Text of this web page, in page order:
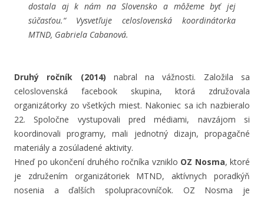
dostala aj k nám na Slovensko a môžeme byť jej
súčasťou.“ Vysvetľuje celoslovenská koordinátorka
MTND, Gabriela Cabanová.
Druhý ročník (2014) nabral na vážnosti. Založila sa
celoslovenská facebook skupina, ktorá združovala
organizátorky zo všetkých miest. Nakoniec sa ich nazbieralo
22. Spoločne vystupovali pred médiami, navzájom si
koordinovali programy, mali jednotný dizajn, propagačné
materiály a zosúladené aktivity.
Hneď po ukončení druhého ročníka vzniklo OZ Nosma, ktoré
je združením organizátoriek MTND, aktívnych poradkýň
nosenia a ďalších spolupracovníčok. OZ Nosma je